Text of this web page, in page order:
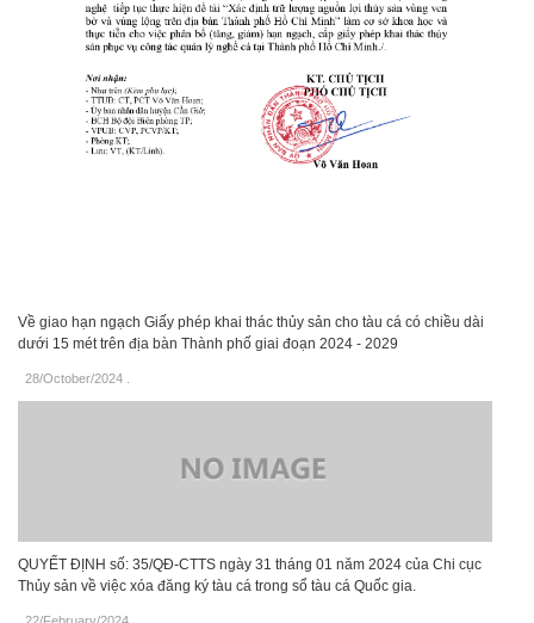
Về giao hạn ngạch Giấy phép khai thác thủy sản cho tàu cá có chiều dài
dưới 15 mét trên địa bàn Thành phố giai đoạn 2024 - 2029
28/October/2024
QUYẾT ĐỊNH số: 35/QĐ-CTTS ngày 31 tháng 01 năm 2024 của Chi cục
Thủy sản về việc xóa đăng ký tàu cá trong sổ tàu cá Quốc gia.